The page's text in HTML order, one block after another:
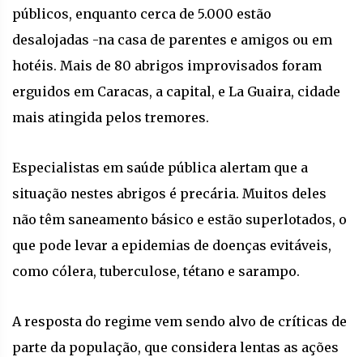
públicos, enquanto cerca de 5.000 estão
desalojadas -na casa de parentes e amigos ou em
hotéis. Mais de 80 abrigos improvisados foram
erguidos em Caracas, a capital, e La Guaira, cidade
mais atingida pelos tremores.
Especialistas em saúde pública alertam que a
situação nestes abrigos é precária. Muitos deles
não têm saneamento básico e estão superlotados, o
que pode levar a epidemias de doenças evitáveis,
como cólera, tuberculose, tétano e sarampo.
A resposta do regime vem sendo alvo de críticas de
parte da população, que considera lentas as ações